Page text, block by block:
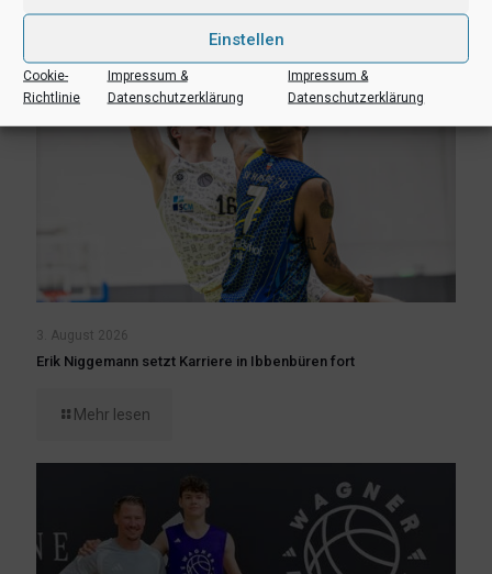
Einstellen
Cookie-
Richtlinie
Impressum &
Datenschutzerklärung
Impressum &
Datenschutzerklärung
3. August 2026
Erik Niggemann setzt Karriere in Ibbenbüren fort
Mehr lesen